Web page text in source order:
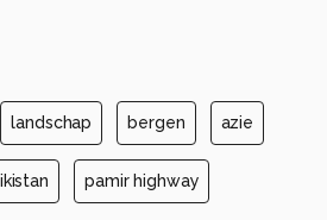
landschap bergen azie
pamir highway